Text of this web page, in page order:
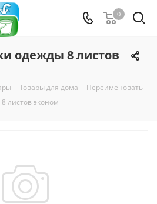
0
одежды 8 листов
- Товары для дома - Переименовать
листов эконом